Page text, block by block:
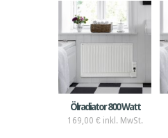
Ölradiator 800 Watt
169,00 € inkl. MwSt.